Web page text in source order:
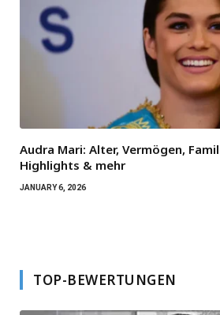
Audra Mari: Alter, Vermögen,
Highlights & mehr
JANUARY 6, 2026
TOP-BEWERTUNGEN